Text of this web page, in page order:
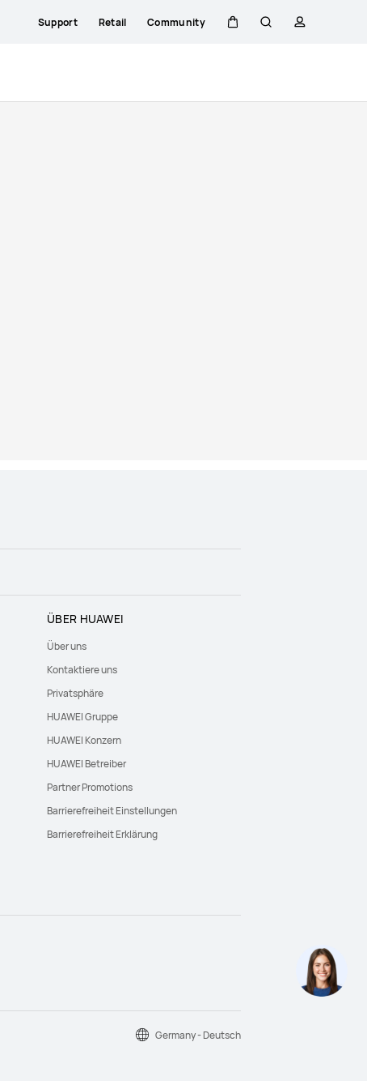
Support Retail Community
ÜBER HUAWEI
Über uns
Kontaktiere uns
Privatsphäre
HUAWEI Gruppe
HUAWEI Konzern
HUAWEI Betreiber
Partner Promotions
Barrierefreiheit Einstellungen
Barrierefreiheit Erklärung
Germany - Deutsch